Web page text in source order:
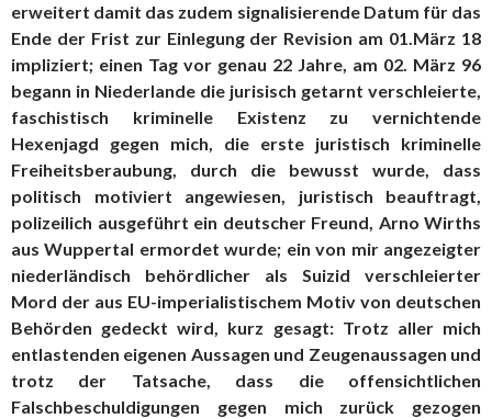
erweitert damit das zudem signalisierende Datum für das
Ende der Frist zur Einlegung der Revision am 01.März 18
impliziert; einen Tag vor genau 22 Jahre, am 02. März 96
begann in Niederlande die jurisisch getarnt verschleierte,
faschistisch kriminelle Existenz zu vernichtende
Hexenjagd gegen mich, die erste juristisch kriminelle
Freiheitsberaubung, durch die bewusst wurde, dass
politisch motiviert angewiesen, juristisch beauftragt,
polizeilich ausgeführt ein deutscher Freund, Arno Wirths
aus Wuppertal ermordet wurde; ein von mir angezeigter
niederländisch behördlicher als Suizid verschleierter
Mord der aus EU-imperialistischem Motiv von deutschen
Behörden gedeckt wird, kurz gesagt: Trotz aller mich
entlastenden eigenen Aussagen und Zeugenaussagen und
trotz der Tatsache, dass die offensichtlichen
Falschbeschuldigungen gegen mich zurück gezogen